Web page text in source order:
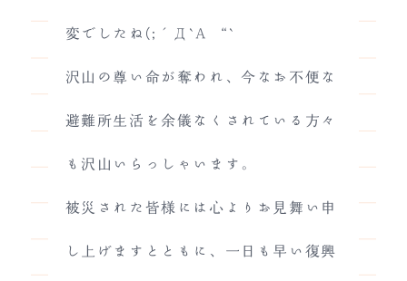
変でしたね(;´Д`A “`
沢山の尊い命が奪われ、今なお不便な
避難所生活を余儀なくされている方々
も沢山いらっしゃいます。
被災された皆様には心よりお見舞い申
し上げますとともに、一日も早い復興